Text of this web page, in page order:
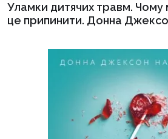
Уламки дитячих травм. Чому
це припинити. Донна